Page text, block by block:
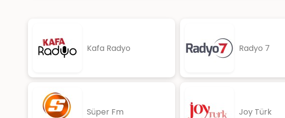
Kafa Radyo Radyo 7
Süper Fm Joy Türk